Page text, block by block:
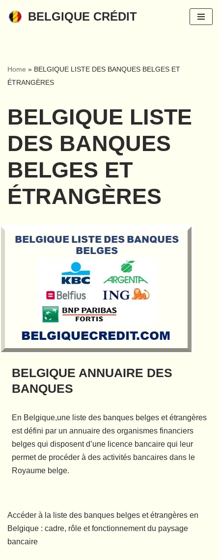
BELGIQUE CRÉDIT
Home » BELGIQUE LISTE DES BANQUES BELGES ET
ÉTRANGÈRES
BELGIQUE LISTE
DES BANQUES
BELGES ET
ÉTRANGÈRES
BELGIQUE ANNUAIRE DES
BANQUES
En Belgique,une liste des banques belges et étrangères
est défini par un annuaire des organismes financiers
belges qui disposent d’une licence bancaire qui leur
permet de procéder à des activités bancaires dans le
Royaume belge.
Accéder à la liste des banques belges et étrangères en
Belgique : cadre, rôle et fonctionnement du paysage
bancaire